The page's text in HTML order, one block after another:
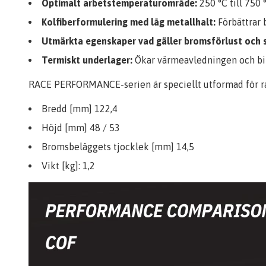
Optimalt arbetstemperaturområde: 250 °C till 750
Kolfiberformulering med låg metallhalt: Förbättrar
Utmärkta egenskaper vad gäller bromsförlust och
Termiskt underlager: Ökar värmeavledningen och
RACE PERFORMANCE-serien är speciellt utformad
Bredd [mm] 122,4
Höjd [mm] 48 / 53
Bromsbeläggets tjocklek [mm] 14,5
Vikt [kg]: 1,2